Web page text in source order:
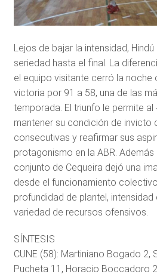
Lejos de bajar la intensidad,
seriedad hasta el final. La
el equipo visitante cerró la noche
victoria por 91 a 58, una de las
temporada. El triunfo le permite al
mantener su condición de invicto
consecutivas y reafirmar sus
protagonismo en la ABR. Además
conjunto de Cequeira dejó una
desde el funcionamiento
profundidad de plantel, intensidad
variedad de recursos ofensivos.
SÍNTESIS
CUNE (58): Martiniano Bogado 2,
Pucheta 11, Horacio Boccadoro